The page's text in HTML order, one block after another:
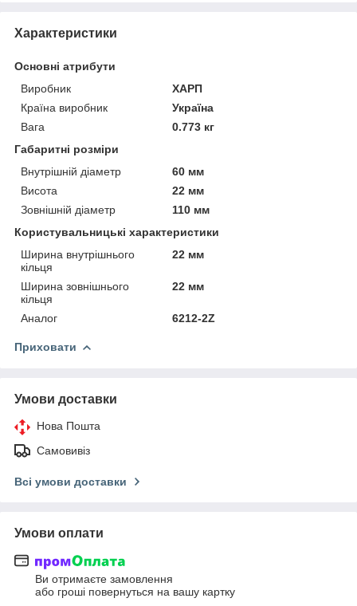
Характеристики
Основні атрибути
Виробник
ХАРП
Країна виробник
Україна
Вага
0.773 кг
Габаритні розміри
Внутрішній діаметр
60 мм
Висота
22 мм
Зовнішній діаметр
110 мм
Користувальницькі характеристики
Ширина внутрішнього
кільця
22 мм
Ширина зовнішнього
кільця
22 мм
Аналог 6212-2Z
Приховати
Умови доставки
Нова Пошта
Самовивіз
Всі умови доставки
Умови оплати
Ви отримаєте замовлення
або гроші повернуться на вашу картку